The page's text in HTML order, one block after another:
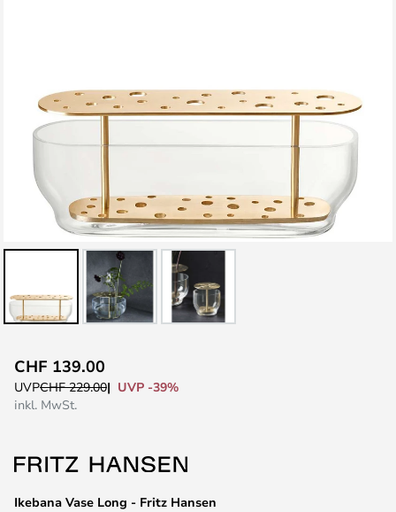
Anfang
der
Ikebana Vase Long - Fritz Hansen
CHF 139.00
UVPCHF 229.00
UVP -39%
inkl. MwSt.